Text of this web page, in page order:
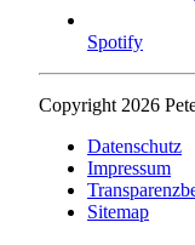
Spotify
Copyright 2026
Datenschutz
Impressum
Sitemap